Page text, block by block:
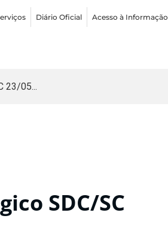
Diário Oficial Acesso à Informação
23/05...
SDC/SC